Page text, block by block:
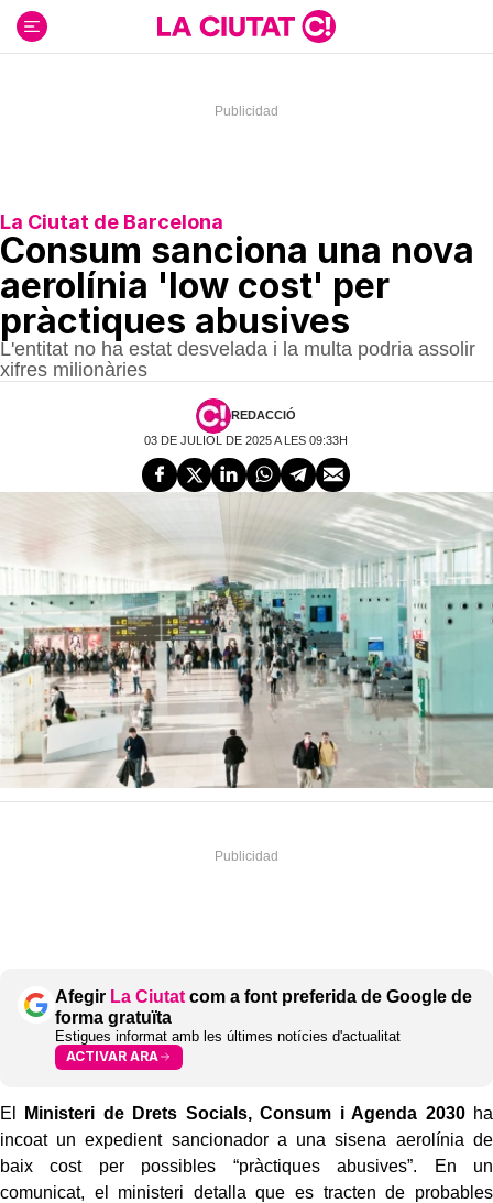
contenido
La Ciutat de Barcelona
Consum sanciona una nova
aerolínia 'low cost' per
pràctiques abusives
L'entitat no ha estat desvelada i la multa podria assolir
xifres milionàries
REDACCIÓ
03 DE JULIOL DE 2025 A LES 09:33H
Afegir La Ciutat com a font preferida de Google de
forma gratuïta
Estigues informat amb les últimes notícies d'actualitat
ACTIVAR ARA
El Ministeri de Drets Socials, Consum i Agenda 2030ha
incoat un expedient sancionador a una sisena aerolínia de
baix cost per possibles “pràctiques abusives”. En un
comunicat, el ministeri detalla que es tracten de probables